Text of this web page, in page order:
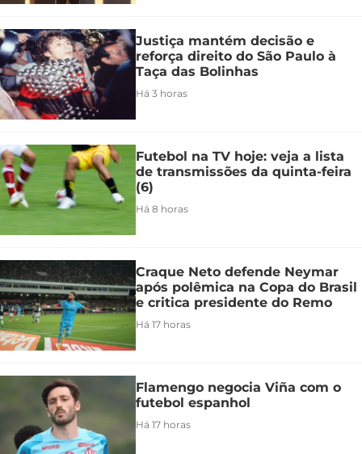
Justiça mantém decisão e
reforça direito do São Paulo à
Taça das Bolinhas
Há 3 horas
Futebol na TV hoje: veja a lista
de transmissões da quinta-feira
(6)
Há 8 horas
Craque Neto defende Neymar
após polêmica na Copa do Brasil
e critica presidente do Remo
Há 17 horas
Flamengo negocia Viña com o
futebol espanhol
Há 17 horas